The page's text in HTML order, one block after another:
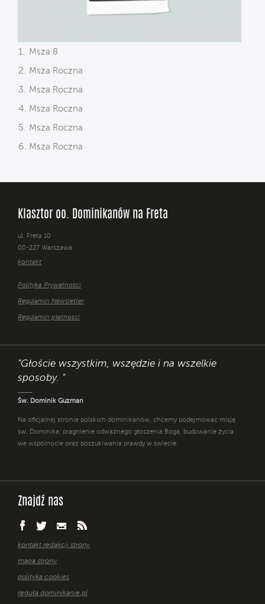
Msza 8
Msza Roczna
Msza Roczna
Msza Roczna
Msza Roczna
Msza Roczna
Klasztor oo. Dominikanów na Freta
ul. Freta 10
00-227 Warszawa
kontakt
Polityka Prywatności
Regulamin Newsletter
Regulamin płatności
"Głoście wszystkim, wszędzie i na wszelkie
sposoby. "
Św. Dominik Guzman
Na oficjalnej stronie polskich dominikanów, chcemy podejmować misję
św. Dominika: pragnienie odważnego głoszenia Boga, budowanie życia
we wspólnocie oraz poszukiwania prawdy w świecie.
Znajdź nas
kontakt redakcji strony
mapa strony
polityka cookies
reguła dominikanie.pl